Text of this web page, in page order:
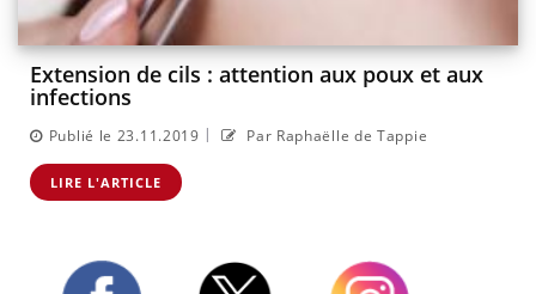
Extension de cils : attention aux poux et aux
infections
Publié le 23.11.2019 | Par Raphaëlle de Tappie
LIRE L'ARTICLE